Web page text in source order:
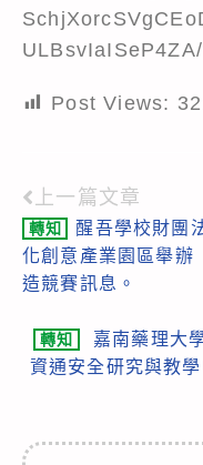
Post Views:
Read
more
articles
上一篇文章
轉知
醒吾學校財團
化創意產業園區舉辦
造競賽訊息。
轉知
嘉南藥理大
資通安全研究與教